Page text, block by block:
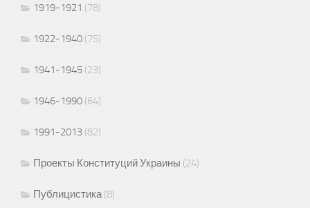
1919-1921 (78)
1922-1940 (75)
1941-1945 (23)
1946-1990 (64)
1991-2013 (82)
Проекты Конституций Украины (24)
Публицистика(8)